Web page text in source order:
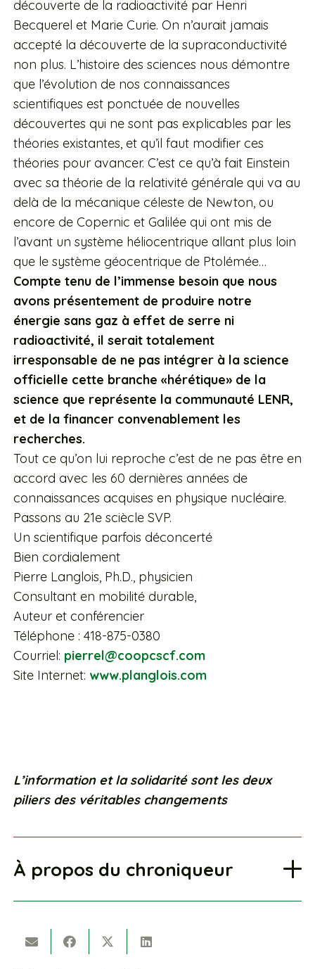
découverte de la radioactivité par Henri
Becquerel et Marie Curie. On n’aurait jamais
accepté la découverte de la supraconductivité
non plus. L’histoire des sciences nous démontre
que l’évolution de nos connaissances
scientifiques est ponctuée de nouvelles
découvertes qui ne sont pas explicables par les
théories existantes, et qu’il faut modifier ces
théories pour avancer. C’est ce qu’à fait Einstein
avec sa théorie de la relativité générale qui va au
delà de la mécanique céleste de Newton, ou
encore de Copernic et Galilée qui ont mis de
l’avant un système héliocentrique allant plus loin
que le système géocentrique de Ptolémée…
Compte tenu de l’immense besoin que nous
avons présentement de produire notre
énergie sans gaz à effet de serre ni
radioactivité, il serait totalement
irresponsable de ne pas intégrer à la science
officielle cette branche «hérétique» de la
science que représente la communauté LENR,
et de la financer convenablement les
recherches.
Tout ce qu’on lui reproche c’est de ne pas être en
accord avec les 60 dernières années de
connaissances acquises en physique nucléaire.
Passons au 21e sciècle SVP.
Un scientifique parfois déconcerté
Bien cordialement
Pierre Langlois, Ph.D., physicien
Consultant en mobilité durable,
Auteur et conférencier
Téléphone : 418-875-0380
Courriel: pierrel@coopcscf.com
Site Internet: www.planglois.com
L’information et la solidarité sont les deux
piliers des véritables changements
À propos du chroniqueur